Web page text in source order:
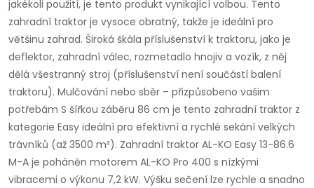
jakékoli použití, je tento produkt vynikající volbou. Tento
zahradní traktor je vysoce obratný, takže je ideální pro
většinu zahrad. Široká škála příslušenství k traktoru, jako je
deflektor, zahradní válec, rozmetadlo hnojiv a vozík, z něj
dělá všestranný stroj (příslušenství není součástí balení
traktoru). Mulčování nebo sběr – přizpůsobeno vašim
potřebám S šířkou záběru 86 cm je tento zahradní traktor z
kategorie Easy ideální pro efektivní a rychlé sekání velkých
trávníků (až 3500 m²). Zahradní traktor AL-KO Easy 13-86.6
M-A je poháněn motorem AL-KO Pro 400 s nízkými
vibracemi o výkonu 7,2 kW. Výšku sečení lze rychle a snadno